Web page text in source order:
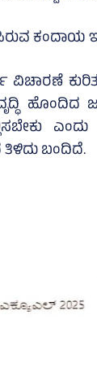
ಕಂದಾಯ
ವಿಚಾರಣೆ
ಹೊಂದಿದ
ತಿಳಿದು ಬಂದಿದೆ.